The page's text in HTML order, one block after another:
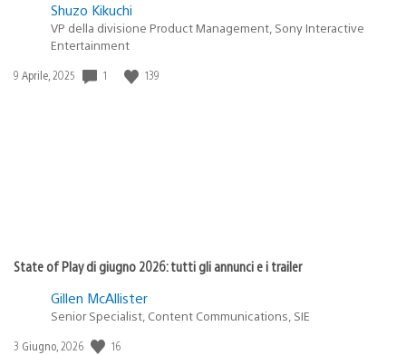
Shuzo Kikuchi
VP della divisione Product Management, Sony Interactive
Entertainment
Data
9 Aprile, 2025 1 139
State of Play di giugno 2026: tutti gli annunci e i trailer
Gillen McAllister
Senior Specialist, Content Communications, SIE
Data
3 Giugno, 2026 16